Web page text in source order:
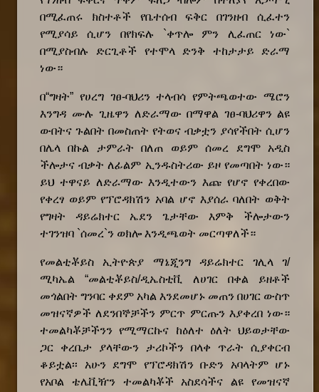
በሚፈጠሩ ክስተቶች የቤተሰብ ፍቅር በገንዘብ ሲፈተን
የሚያሳይ
ሲሆን በየክፍሉ `ቀጥሎ ምን ሊፈጠር ነው`
በሚያስብሉ ድርጊቶች የተሞላ ድንቅ
ተከታታይ ድራማ
ነው።
በ“ግዛት” የሀረግ ገፀ-ባህሪን ተላብሳ የምትጫወተው ሜሮን
እንግዳ ሙሉ ጊዜዋን ለድራማው በማዋል ገፀ-ባህሪዋን ልዩ
ውበትና ጉልበት በመስጠት የትወና ብቃቷን ያሳየችበት ሲሆን
በሌላ በኩል ታምራት በለጠ ወይም ሰመረ ደግሞ
አዲስ
ችሎታና ብቃት ለፊልም ኢንዱስትሪው ይዞ የመጣበት ነው።
ይህ ተዋናይ ለድራማው እንዲተውን እጩ የሆኖ የቀረበው
የቀረፃ ወይም የፕሮዳክሽን አባል ሆኖ እያሰራ ባለበት ወቅት
የግዛት ዳይሬክተር ኤደን ጌታቸው እምቅ ችሎታውን
ተገንዝባ `ሰመረ`ን ወክሎ እንዲጫወት መርጣዋለች።
የመልቲቾይስ ኢትዮጵያ ማኔጂንግ ዳይሬክተር ገሊላ ገ/
ሚካኤል “መልቲቾይስ/ዲኤስቲቪ ለሀገር በቀል ይዘቶች
መጎልበት ግንባር ቀደም አካል እንደመሆኑ መጠን በሀገር ውስጥ
መዝናኛዎች ለደንበኞቻችን ምርጥ ምርጡን እያቀረበ ነው።
ተመልካቾቻችንን የሚማርኩና ከዕለተ
ዕለት ህይወታቸው
ጋር ቀረቤታ ያላቸውን ታሪኮችን በላቀ ጥራት ሲያቀርብ
ቆይቷል፡፡
አሁን ደግሞ የፕሮዳክሽን ቡድን
አባላትም ሆኑ
የአቦል ቴሌቪዥን ተመልካቾች አስደሳችና ልዩ የመዝናኛ